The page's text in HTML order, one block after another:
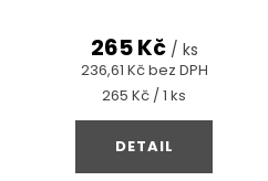
236,61 Kč bez DPH
265 Kč / ks
Měrná
cena:
265 Kč / 1 ks
DETAIL